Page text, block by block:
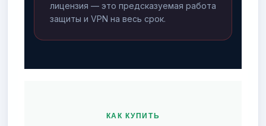
лицензия — это предсказуемая работа
защиты и VPN на весь срок.
КАК КУПИТЬ